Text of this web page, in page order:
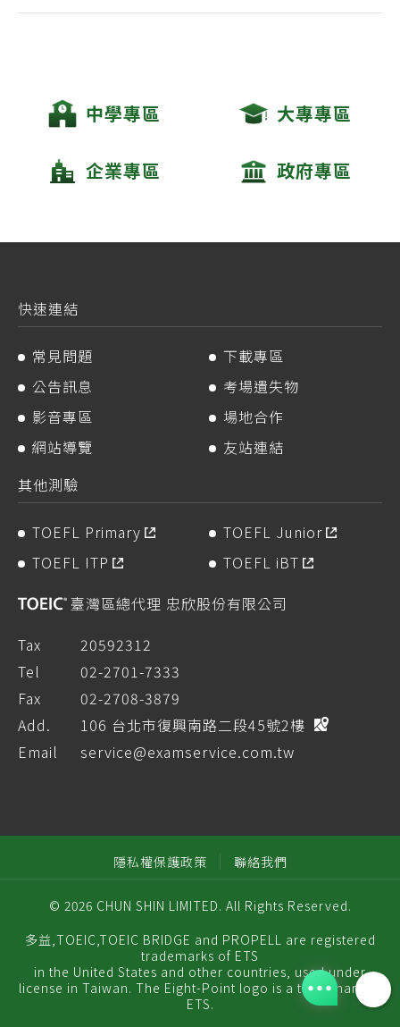
中學專區 大專專區
企業專區 政府專區
快速連結
常見問題
下載專區
公告訊息
考場遺失物
影音專區
場地合作
網站導覽
友站連結
其他測驗
TOEFL Primary
TOEFL Junior
TOEFL ITP
TOEFL iBT
臺灣區總代理 忠欣股份有限公司
Tax
20592312
Tel
02-2701-7333
Fax
02-2708-3879
Add.
106 台北市復興南路二段45號2樓
Email
service@examservice.com.tw
隱私權保護政策 聯絡我們
© 2026 CHUN SHIN LIMITED. All Rights Reserved.
多益,TOEIC,TOEIC BRIDGE and PROPELL are registered
trademarks of ETS
in the United States and other countries, used under
license in Taiwan. The Eight-Point logo is a trademark of
ETS.